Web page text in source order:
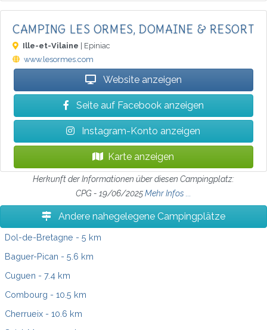
CAMPING LES ORMES, DOMAINE & RESORT
Ille-et-Vilaine | Epiniac
www.lesormes.com
Website anzeigen
Seite auf Facebook anzeigen
Instagram-Konto anzeigen
Karte anzeigen
Herkunft der Informationen über diesen Campingplatz:
CPG - 19/06/2025Mehr Infos ...
Andere nahegelegene Campingplätze
Dol-de-Bretagne - 5 km
Baguer-Pican - 5.6 km
Cuguen - 7.4 km
Combourg - 10.5 km
Cherrueix - 10.6 km